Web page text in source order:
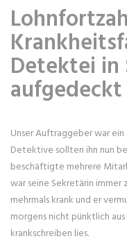
Detektei in
aufgedeckt
Unser Auftraggeber war
Detektive sollten ihn nun
beschäftigte mehrere
war seine Sekretärin immer
mehrmals krank und er
morgens nicht pünktlich
krankschreiben lies.